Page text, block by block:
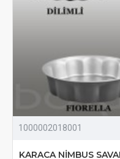
1000002018001
KARACA NİMBUS